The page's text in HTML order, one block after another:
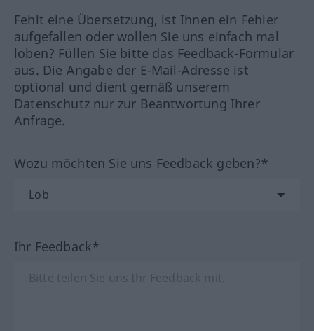
Fehlt eine Übersetzung, ist Ihnen ein Fehler
aufgefallen oder wollen Sie uns einfach mal
loben? Füllen Sie bitte das Feedback-Formular
aus. Die Angabe der E-Mail-Adresse ist
optional und dient gemäß unserem
Datenschutz nur zur Beantwortung Ihrer
Anfrage.
Wozu möchten Sie uns Feedback geben?*
Ihr Feedback*